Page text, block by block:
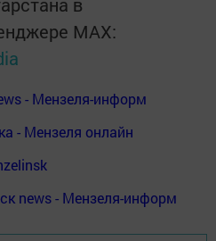
MАХ:
- Мензеля-информ
- Мензеля онлайн
news - Мензеля-информ